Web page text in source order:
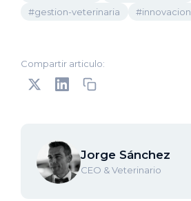
#gestion-veterinaria
#innovacion
Compartir articulo:
Jorge Sánchez
CEO & Veterinario